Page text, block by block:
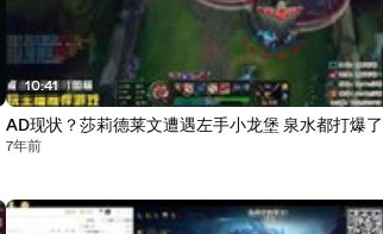
10:41
AD现状？莎莉德莱文遭遇左手小龙堡 泉水都打爆了
7年前